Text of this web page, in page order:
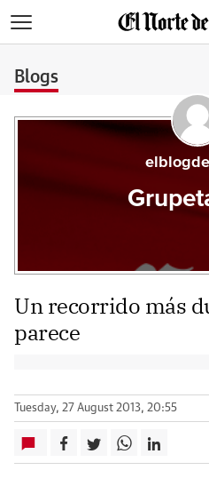
Blogs
Un recorrido más
parece
Tuesday, 27 August 2013, 20:55